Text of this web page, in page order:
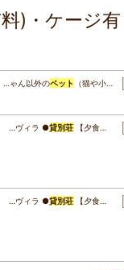
)・ケージ
…ゃん以外のペット （猫や小…
…ヴィラ ●貸別荘 【夕食…
…ヴィラ ●貸別荘 【夕食…